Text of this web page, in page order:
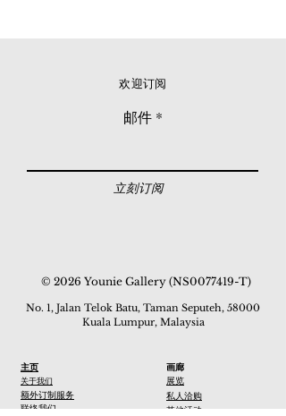
欢迎订阅
邮件
立刻订阅
© 2026 Younie Gallery (NS0077419-T)
No. 1, Jalan Telok Batu, Taman Seputeh, 58000
Kuala Lumpur, Malaysia
主页
关于我们
额外订制服务
联络我们
画廊
展览
私人洽购
其他活动